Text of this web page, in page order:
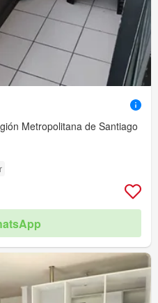
Metropolitana de Santiago